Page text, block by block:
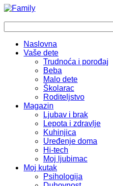
Naslovna
Vaše dete
Trudnoća i porođaj
Beba
Malo dete
Školarac
Roditeljstvo
Magazin
Ljubav i brak
Lepota i zdravlje
Kuhinjica
Uređenje doma
Hi-tech
Moj ljubimac
Moj kutak
Psihologija